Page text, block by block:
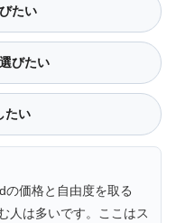
たい
びたい
たい
の価格と自由度を取る
人は多いです。ここはス